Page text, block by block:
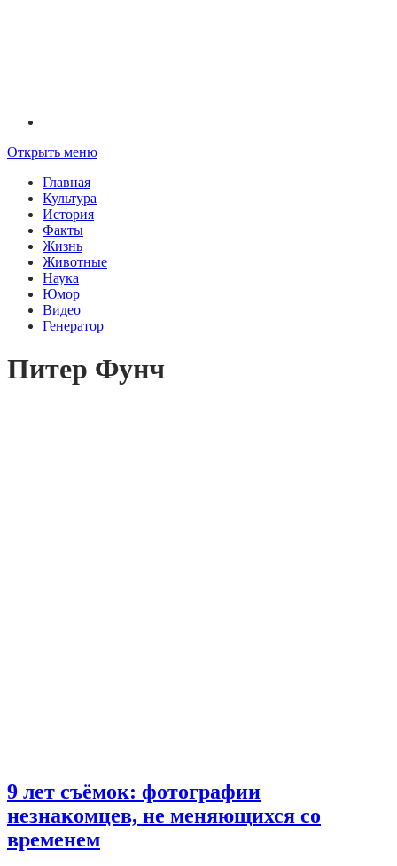
Открыть меню
Главная
Культура
История
Факты
Жизнь
Животные
Наука
Юмор
Видео
Генератор
Питер Фунч
9 лет съёмок: фотографии
незнакомцев, не меняющихся со
временем